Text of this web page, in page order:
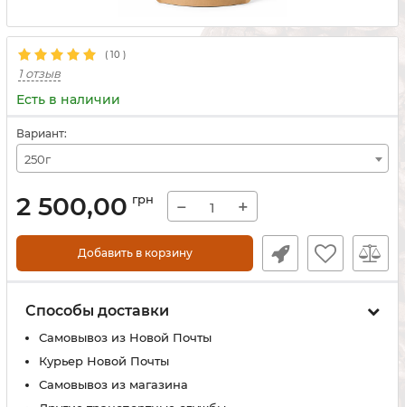
( 10 )
1 отзыв
Есть в наличии
Вариант:
250г
2 500,00 грн − +
Добавить в корзину
Способы доставки
Самовывоз из Новой Почты
Курьер Новой Почты
Самовывоз из магазина